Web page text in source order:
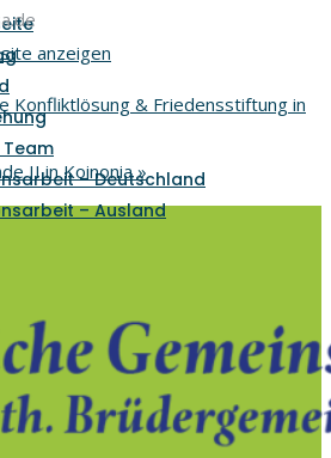
Team
– Deutschland
– Ausland
anzeigen
Konfliktlösung & Friedensstiftung in
II in Koinonia»